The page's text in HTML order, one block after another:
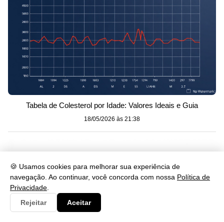
🍪 Usamos cookies para melhorar sua experiência de
navegação. Ao continuar, você concorda com nossa Política de
Privacidade
Rejeitar
Aceitar
Tabela de Colesterol por Idade: Valores Ideais e Guia
18/05/2026 às 21:38